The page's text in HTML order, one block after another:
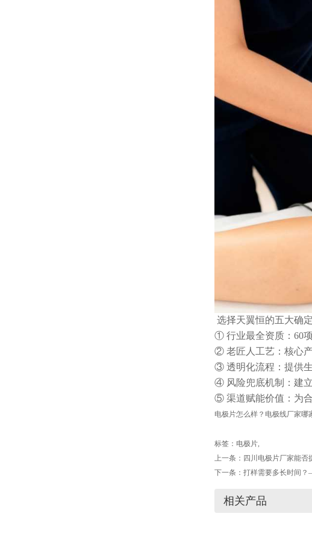
选择天翼恒的五大确
① 行业最全资质：60
② 老匠人工艺：核心产
③ 透明化流程：提供
④ 风险兜底机制：建
⑤ 渠道赋能价值：为
电极片怎么样？电极线厂家哪
标签： 电极片
上一条： 四川电极片厂家能
下一条： 打样需要多长时间
相关产品